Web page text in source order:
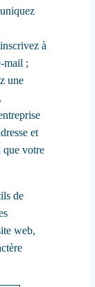
à
mail ;
une
et
que votre
de
web,